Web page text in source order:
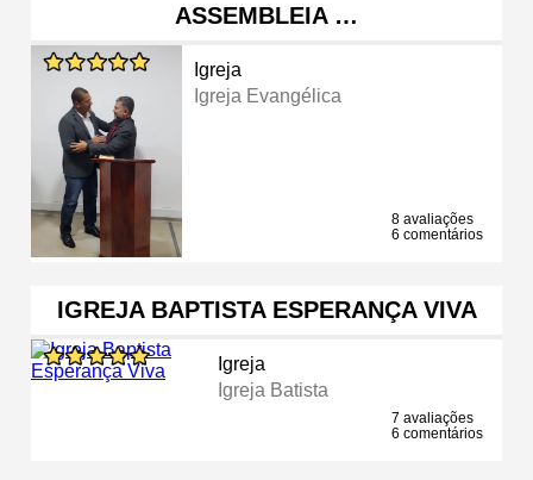
ASSEMBLEIA …
Igreja
Igreja Evangélica
8 avaliações
6 comentários
IGREJA BAPTISTA ESPERANÇA VIVA
Igreja
Igreja Batista
7 avaliações
6 comentários